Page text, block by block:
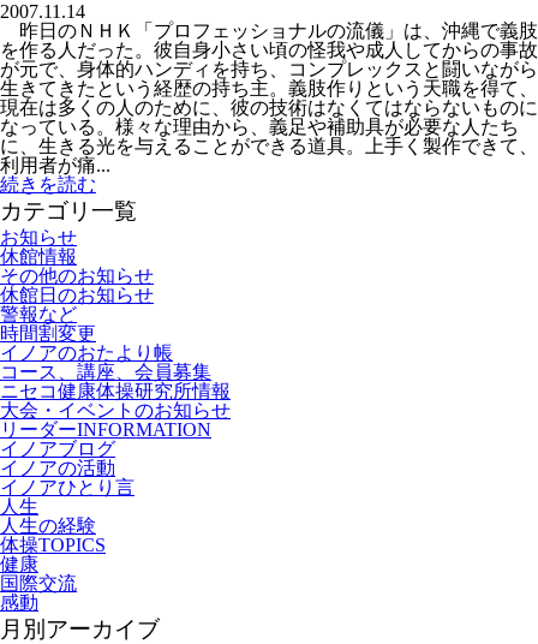
2007.11.14
昨日のＮＨＫ「プロフェッショナルの流儀」は、沖縄で義肢
を作る人だった。彼自身小さい頃の怪我や成人してからの事故
が元で、身体的ハンディを持ち、コンプレックスと闘いながら
生きてきたという経歴の持ち主。義肢作りという天職を得て、
現在は多くの人のために、彼の技術はなくてはならないものに
なっている。様々な理由から、義足や補助具が必要な人たち
に、生きる光を与えることができる道具。上手く製作できて、
利用者が痛...
続きを読む
カテゴリ一覧
お知らせ
休館情報
その他のお知らせ
休館日のお知らせ
警報など
時間割変更
イノアのおたより帳
コース、講座、会員募集
ニセコ健康体操研究所情報
大会・イベントのお知らせ
リーダーINFORMATION
イノアブログ
イノアの活動
イノアひとり言
人生
人生の経験
体操TOPICS
健康
国際交流
感動
月別アーカイブ